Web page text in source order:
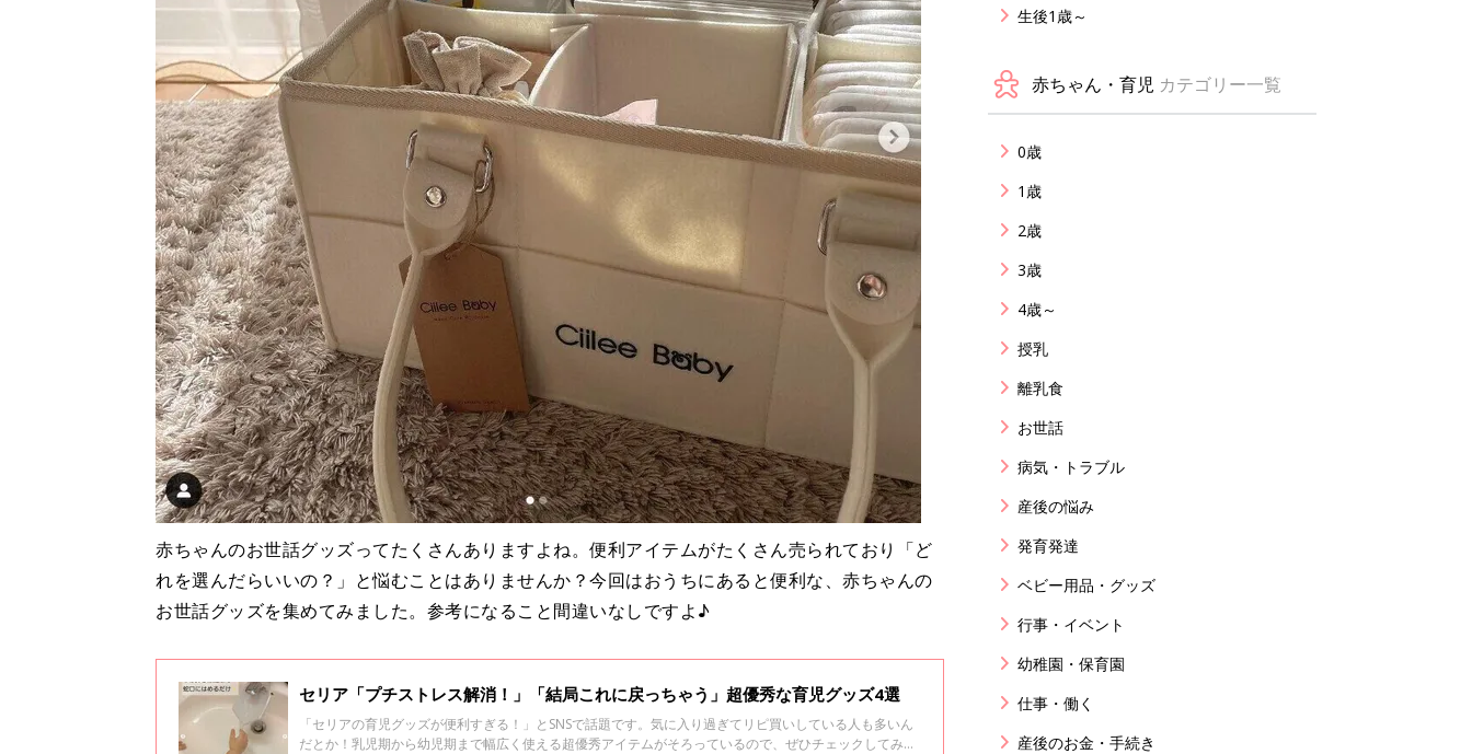
赤ちゃんのお世話グッズってたくさんありますよね。便利アイテムがたくさん売られており「ど
れを選んだらいいの？」と悩むことはありませんか？今回はおうちにあると便利な、赤ちゃんの
お世話グッズを集めてみました。参考になること間違いなしですよ♪
セリア「プチストレス解消！」「結局これに戻っちゃう」超優秀な育児グッズ4選
「セリアの育児グッズが便利すぎる！」とSNSで話題です。気に入り過ぎてリピ買いしている人も多いん
だとか！乳児期から幼児期まで幅広く使える超優秀アイテムがそろっているので、ぜひチェックしてみて
生後1歳～
赤ちゃん・育児 カテゴリー一覧
0歳
1歳
2歳
3歳
4歳～
授乳
離乳食
お世話
病気・トラブル
産後の悩み
発育発達
ベビー用品・グッズ
行事・イベント
幼稚園・保育園
仕事・働く
産後のお金・手続き